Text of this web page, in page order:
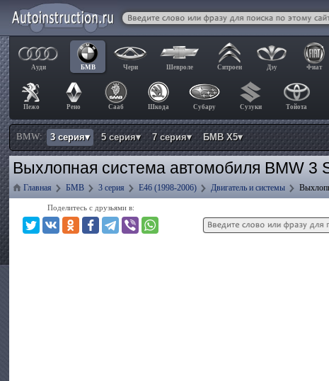
Ауди БМВ Чери Шевроле Ситроен Дэу Фиат
Пежо Рено Сааб Шкода Субару Сузуки Тойота
BMW: 3 серия▾ 5 серия▾ 7 серия▾ БМВ Х5▾
Выхлопная система автомобиля BMW 3
Главная БМВ 3 серия E46 (1998-2006) Двигатель и системы
Поделитесь с друзьями в: